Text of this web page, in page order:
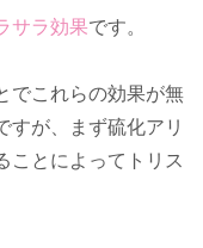
サラ効果です。
でこれらの効果が無
すが、まず硫化アリ
ことによってトリス